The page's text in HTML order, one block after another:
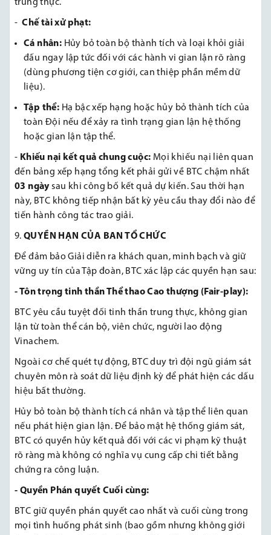
trung thực.
-Chế tài xử phạt:
Cá nhân: Hủy bỏ toàn bộ thành tích và loại khỏi giải
đấu ngay lập tức đối với các hành vi gian lận rõ ràng
(dùng phương tiện cơ giới, can thiệp phần mềm dữ
liệu).
Tập thể: Hạ bậc xếp hạng hoặc hủy bỏ thành tích của
toàn Đội nếu để xảy ra tình trạng gian lận hệ thống
hoặc gian lận tập thể.
- Khiếu nại kết quả chung cuộc: Mọi khiếu nại liên quan
đến bảng xếp hạng tổng kết phải gửi về BTC chậm nhất
03 ngàysau khi công bố kết quả dự kiến. Sau thời hạn
này, BTC không tiếp nhận bất kỳ yêu cầu thay đổi nào để
tiến hành công tác trao giải.
QUYỀN HẠN CỦA BAN TỔ CHỨC
Để đảm bảo Giải diễn ra khách quan, minh bạch và giữ
vững uy tín của Tập đoàn, BTC xác lập các quyền hạn sau:
-Tôn trọng tinh thần Thể thao Cao thượng (Fair-play):
BTC yêu cầu tuyệt đối tinh thần trung thực, không gian
lận từ toàn thể cán bộ, viên chức, người lao động
Vinachem.
Ngoài cơ chế quét tự động, BTC duy trì đội ngũ giám sát
chuyên môn rà soát dữ liệu định kỳ để phát hiện các dấu
hiệu bất thường.
Hủy bỏ toàn bộ thành tích cá nhân và tập thể liên quan
nếu phát hiện gian lận. Để bảo mật hệ thống giám sát,
BTC có quyền hủy kết quả đối với các vi phạm kỹ thuật
rõ ràng mà không có nghĩa vụ cung cấp chi tiết bằng
chứng ra công luận.
- Quyền Phán quyết Cuối cùng:
BTC giữ quyền phán quyết cao nhất và cuối cùng trong
mọi tình huống phát sinh (bao gồm nhưng không giới